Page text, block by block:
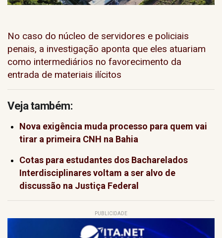
No caso do núcleo de servidores e policiais
penais, a investigação aponta que eles atuariam
como intermediários no favorecimento da
entrada de materiais ilícitos
Veja também:
Nova exigência muda processo para quem vai
tirar a primeira CNH na Bahia
Cotas para estudantes dos Bacharelados
Interdisciplinares voltam a ser alvo de
discussão na Justiça Federal
PUBLICIDADE